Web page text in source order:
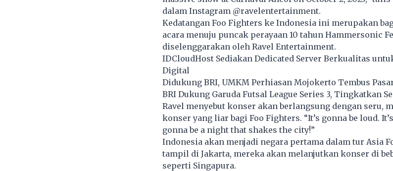
dalam Instagram @ravelentertainment.
Kedatangan Foo Fighters ke Indonesia ini merupakan
acara menuju puncak perayaan 10 tahun Hammersonic
diselenggarakan oleh Ravel Entertainment.
IDCloudHost Sediakan Dedicated Server Berkualitas
Digital
Didukung BRI, UMKM Perhiasan Mojokerto Tembus
BRI Dukung Garuda Futsal League Series 3, Tingkatkan
Ravel menyebut konser akan berlangsung dengan seru,
konser yang liar bagi Foo Fighters. “It’s gonna be loud.
gonna be a night that shakes the city!”
Indonesia akan menjadi negara pertama dalam tur Asia
tampil di Jakarta, mereka akan melanjutkan konser di
seperti Singapura.